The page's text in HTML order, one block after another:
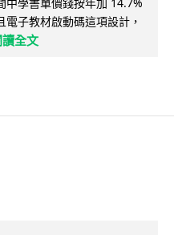
子教材啟動碼這項設計，
讀全文